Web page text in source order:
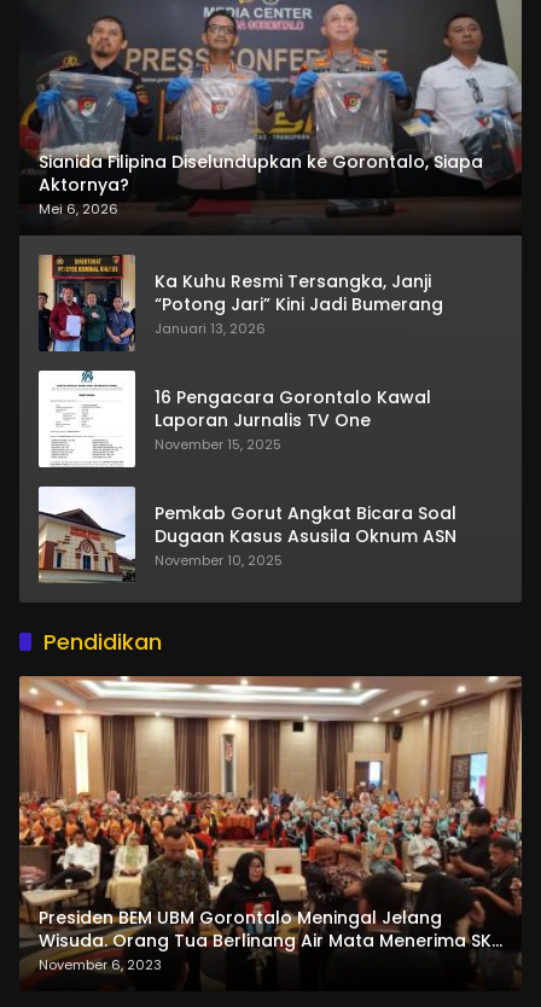
Sianida Filipina Diselundupkan ke Gorontalo, Siapa
Aktornya?
Mei 6, 2026
Ka Kuhu Resmi Tersangka, Janji
“Potong Jari” Kini Jadi Bumerang
Januari 13, 2026
16 Pengacara Gorontalo Kawal
Laporan Jurnalis TV One
November 15, 2025
Pemkab Gorut Angkat Bicara Soal
Dugaan Kasus Asusila Oknum ASN
November 10, 2025
Pendidikan
Presiden BEM UBM Gorontalo Meningal Jelang
Wisuda. Orang Tua Berlinang Air Mata Menerima SKL
dan Pemasangan Salempang
November 6, 2023